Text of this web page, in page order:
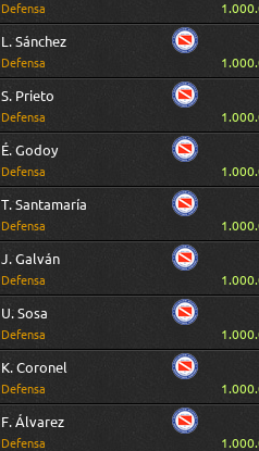
Defensa
L. Sánchez
Defensa
S. Prieto
Defensa
É. Godoy
Defensa
T. Santamaría
Defensa
J. Galván
Defensa
U. Sosa
Defensa
K. Coronel
Defensa
F. Álvarez
Defensa